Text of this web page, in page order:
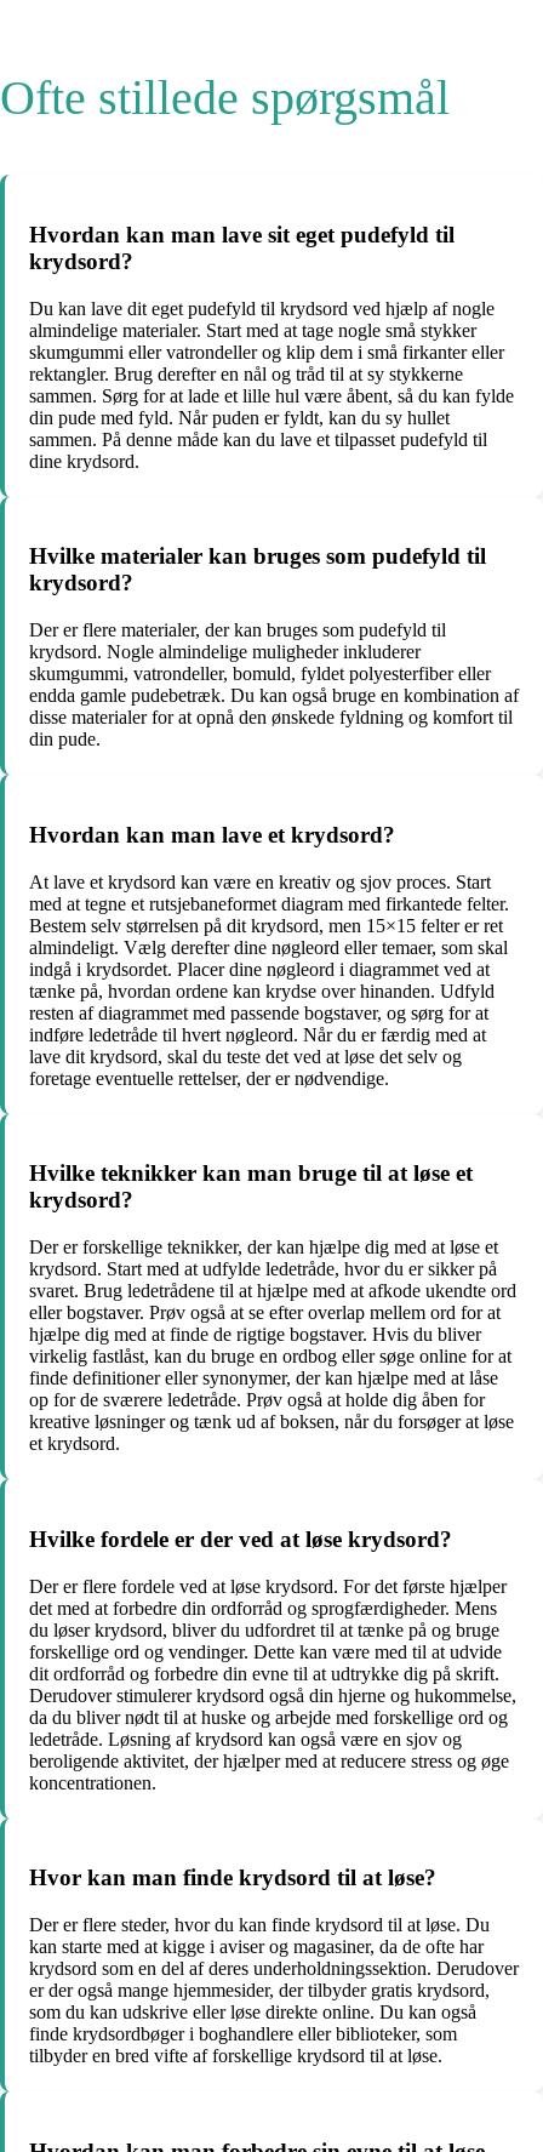
Ofte stillede spørgsmål
Hvordan kan man lave sit eget pudefyld til
krydsord?
Du kan lave dit eget pudefyld til krydsord ved hjælp af nogle
almindelige materialer. Start med at tage nogle små stykker
skumgummi eller vatrondeller og klip dem i små firkanter eller
rektangler. Brug derefter en nål og tråd til at sy stykkerne
sammen. Sørg for at lade et lille hul være åbent, så du kan fylde
din pude med fyld. Når puden er fyldt, kan du sy hullet
sammen. På denne måde kan du lave et tilpasset pudefyld til
dine krydsord.
Hvilke materialer kan bruges som pudefyld til
krydsord?
Der er flere materialer, der kan bruges som pudefyld til
krydsord. Nogle almindelige muligheder inkluderer
skumgummi, vatrondeller, bomuld, fyldet polyesterfiber eller
endda gamle pudebetræk. Du kan også bruge en kombination af
disse materialer for at opnå den ønskede fyldning og komfort til
din pude.
Hvordan kan man lave et krydsord?
At lave et krydsord kan være en kreativ og sjov proces. Start
med at tegne et rutsjebaneformet diagram med firkantede felter.
Bestem selv størrelsen på dit krydsord, men 15×15 felter er ret
almindeligt. Vælg derefter dine nøgleord eller temaer, som skal
indgå i krydsordet. Placer dine nøgleord i diagrammet ved at
tænke på, hvordan ordene kan krydse over hinanden. Udfyld
resten af diagrammet med passende bogstaver, og sørg for at
indføre ledetråde til hvert nøgleord. Når du er færdig med at
lave dit krydsord, skal du teste det ved at løse det selv og
foretage eventuelle rettelser, der er nødvendige.
Hvilke teknikker kan man bruge til at løse et
krydsord?
Der er forskellige teknikker, der kan hjælpe dig med at løse et
krydsord. Start med at udfylde ledetråde, hvor du er sikker på
svaret. Brug ledetrådene til at hjælpe med at afkode ukendte ord
eller bogstaver. Prøv også at se efter overlap mellem ord for at
hjælpe dig med at finde de rigtige bogstaver. Hvis du bliver
virkelig fastlåst, kan du bruge en ordbog eller søge online for at
finde definitioner eller synonymer, der kan hjælpe med at låse
op for de sværere ledetråde. Prøv også at holde dig åben for
kreative løsninger og tænk ud af boksen, når du forsøger at løse
et krydsord.
Hvilke fordele er der ved at løse krydsord?
Der er flere fordele ved at løse krydsord. For det første hjælper
det med at forbedre din ordforråd og sprogfærdigheder. Mens
du løser krydsord, bliver du udfordret til at tænke på og bruge
forskellige ord og vendinger. Dette kan være med til at udvide
dit ordforråd og forbedre din evne til at udtrykke dig på skrift.
Derudover stimulerer krydsord også din hjerne og hukommelse,
da du bliver nødt til at huske og arbejde med forskellige ord og
ledetråde. Løsning af krydsord kan også være en sjov og
beroligende aktivitet, der hjælper med at reducere stress og øge
koncentrationen.
Hvor kan man finde krydsord til at løse?
Der er flere steder, hvor du kan finde krydsord til at løse. Du
kan starte med at kigge i aviser og magasiner, da de ofte har
krydsord som en del af deres underholdningssektion. Derudover
er der også mange hjemmesider, der tilbyder gratis krydsord,
som du kan udskrive eller løse direkte online. Du kan også
finde krydsordbøger i boghandlere eller biblioteker, som
tilbyder en bred vifte af forskellige krydsord til at løse.